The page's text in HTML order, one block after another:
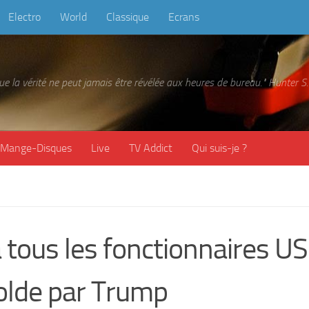
Electro World Classique Ecrans
la vérité ne peut jamais être révélée aux heures de bureau." Hunter
Mange-Disques Live TV Addict Qui suis-je ?
tous les fonctionnaires US
par Trump